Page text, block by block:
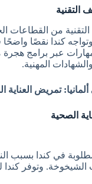
التقنية
من القطاعات
وتواجه كندا نقصًا
عبر برامج
المهنية.
تمريض العناية
الصحية
في كندا
وتوفر